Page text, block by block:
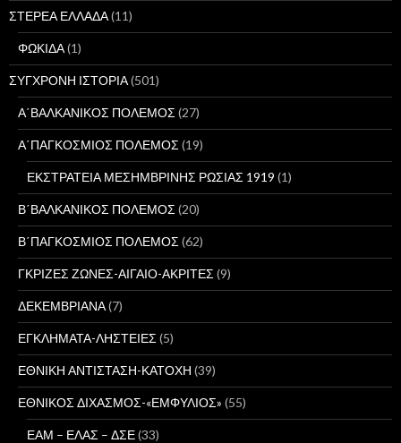
ΣΤΕΡΕΑ ΕΛΛΑΔΑ(11)
ΦΩΚΙΔΑ(1)
ΣΥΓΧΡΟΝΗ ΙΣΤΟΡΙΑ(501)
Α΄ΒΑΛΚΑΝΙΚΟΣ ΠΟΛΕΜΟΣ (27)
Α΄ΠΑΓΚΟΣΜΙΟΣ ΠΟΛΕΜΟΣ (19)
ΕΚΣΤΡΑΤΕΙΑ ΜΕΣΗΜΒΡΙΝΗΣ ΡΩΣΙΑΣ 1919 (1)
Β΄ΒΑΛΚΑΝΙΚΟΣ ΠΟΛΕΜΟΣ (20)
Β΄ΠΑΓΚΟΣΜΙΟΣ ΠΟΛΕΜΟΣ (62)
ΓΚΡΙΖΕΣ ΖΩΝΕΣ-ΑΙΓΑΙΟ-ΑΚΡΙΤΕΣ (9)
ΔΕΚΕΜΒΡΙΑΝΑ(7)
ΕΓΚΛΗΜΑΤΑ-ΛΗΣΤΕΙΕΣ (5)
ΕΘΝΙΚΗ ΑΝΤΙΣΤΑΣΗ-ΚΑΤΟΧΗ (39)
ΕΘΝΙΚΟΣ ΔΙΧΑΣΜΟΣ-«ΕΜΦΥΛΙΟΣ» (55)
ΕΑΜ – ΕΛΑΣ – ΔΣΕ(33)